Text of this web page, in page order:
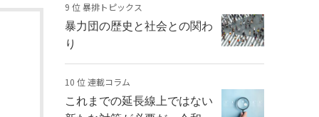
9 位 暴排トピックス
暴力団の歴史と社会との関わ
り
10 位 連載コラム
これまでの延長線上ではない